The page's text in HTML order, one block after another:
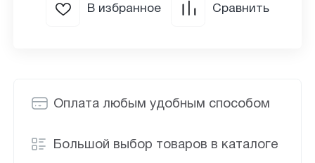
Оплата любым удобным способом
Большой выбор товаров в каталоге
В избранное Сравнить